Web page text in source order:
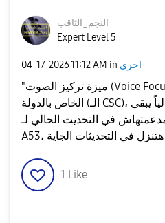
النجم_الثاقب
Expert Level 5
‎04-17-202611:12 AM in اخرى
"ميزة تركيز الصوت (Voice Focus) بتعتمد على التحديث
الخاص بالدولة (الـ CSC)، فلو مش موجودة عندك حالياً يبقى
في التحديث الحالي لـ
1 Like